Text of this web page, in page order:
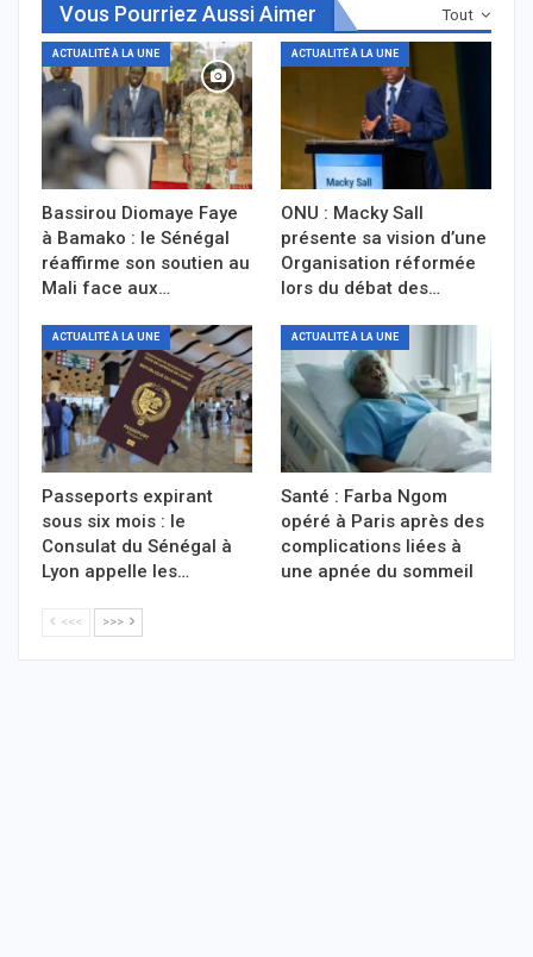
Tout
Vous Pourriez Aussi Aimer
ACTUALITÉ À LA UNE
Bassirou Diomaye Faye
à Bamako : le Sénégal
réaffirme son soutien au
Mali face aux…
ACTUALITÉ À LA UNE
ONU : Macky Sall
présente sa vision d’une
Organisation réformée
lors du débat des…
ACTUALITÉ À LA UNE
Passeports expirant
sous six mois : le
Consulat du Sénégal à
Lyon appelle les…
ACTUALITÉ À LA UNE
Santé : Farba Ngom
opéré à Paris après des
complications liées à
une apnée du sommeil
<<< >>>